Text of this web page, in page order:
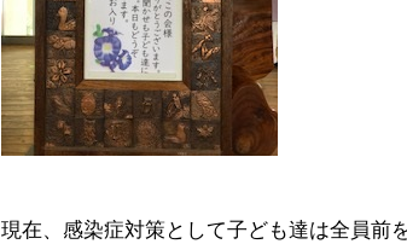
現在、感染症対策として子ども達は全員前